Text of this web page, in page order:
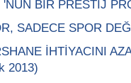
'NÜN BİR PRESTİJ
SADECE SPOR
İHTİYACINI
2013)